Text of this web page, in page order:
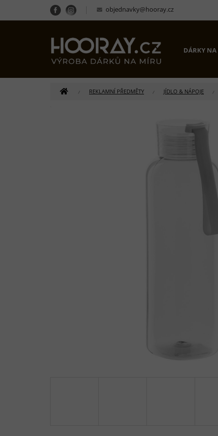
obsah
objednavky@hooray.cz
DÁRKY
DOMŮ REKLAMNÍ PŘEDMĚTY JÍDLO & NÁPOJE